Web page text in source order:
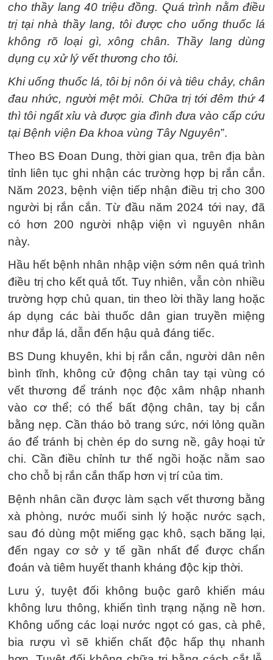
cho thầy lang 40 triệu đồng. Quá trình nằm điều
trị tại nhà thầy lang, tôi được cho uống thuốc lá
không rõ loại gì, xông chân. Thầy lang dùng
dụng cụ xử lý vết thương cho tôi.
Khi uống thuốc lá, tôi bị nôn ói và tiêu chảy, chân
đau nhức, người mệt mỏi. Chữa trị tới đêm thứ 4
thì tôi ngất xỉu và được gia đình đưa vào cấp cứu
tại Bệnh viện Đa khoa vùng Tây Nguyên”.
Theo BS Đoan Dung, thời gian qua, trên địa bàn
tỉnh liên tục ghi nhận các trường hợp bị rắn cắn.
Năm 2023, bệnh viện tiếp nhận điều trị cho 300
người bị rắn cắn. Từ đầu năm 2024 tới nay, đã
có hơn 200 người nhập viện vì nguyên nhân
này.
Hầu hết bệnh nhân nhập viện sớm nên quá trình
điều trị cho kết quả tốt. Tuy nhiên, vẫn còn nhiều
trường hợp chủ quan, tin theo lời thầy lang hoặc
áp dụng các bài thuốc dân gian truyền miệng
như đắp lá, dẫn đến hậu quả đáng tiếc.
BS Dung khuyên, khi bị rắn cắn, người dân nên
bình tĩnh, không cử động chân tay tại vùng có
vết thương để tránh nọc độc xâm nhập nhanh
vào cơ thể; có thể bất động chân, tay bị cắn
bằng nẹp. Cần tháo bỏ trang sức, nới lỏng quần
áo để tránh bị chèn ép do sưng nề, gây hoại tử
chi. Cần điều chỉnh tư thế ngồi hoặc nằm sao
cho chỗ bị rắn cắn thấp hơn vị trí của tim.
Bệnh nhân cần được làm sạch vết thương bằng
xà phòng, nước muối sinh lý hoặc nước sạch,
sau đó dùng một miếng gạc khô, sạch băng lại,
đến ngay cơ sở y tế gần nhất để được chẩn
đoán và tiêm huyết thanh kháng độc kịp thời.
Lưu ý, tuyệt đối không buộc garô khiến máu
không lưu thông, khiến tình trạng nặng nề hơn.
Không uống các loại nước ngọt có gas, cà phê,
bia rượu vì sẽ khiến chất độc hấp thụ nhanh